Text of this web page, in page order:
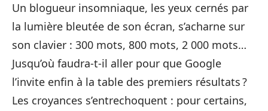
Un blogueur insomniaque, les yeux cernés par
la lumière bleutée de son écran, s’acharne sur
son clavier : 300 mots, 800 mots, 2 000 mots…
Jusqu’où faudra-t-il aller pour que Google
l’invite enfin à la table des premiers résultats ?
Les croyances s’entrechoquent : pour certains,